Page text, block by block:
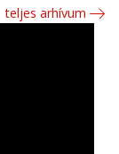
teljes arhívum